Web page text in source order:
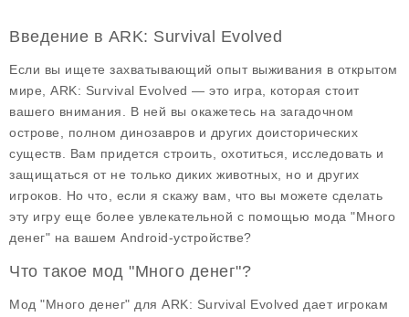
Введение в ARK: Survival Evolved
Если вы ищете захватывающий опыт выживания в открытом
мире, ARK: Survival Evolved — это игра, которая стоит
вашего внимания. В ней вы окажетесь на загадочном
острове, полном динозавров и других доисторических
существ. Вам придется строить, охотиться, исследовать и
защищаться от не только диких животных, но и других
игроков. Но что, если я скажу вам, что вы можете сделать
эту игру еще более увлекательной с помощью мода "Много
денег" на вашем Android-устройстве?
Что такое мод "Много денег"?
Мод "Много денег" для ARK: Survival Evolved дает игрокам